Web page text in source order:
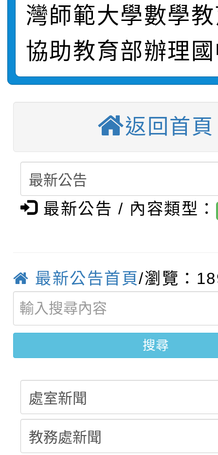
城市手牽手，綠能透明
畫影片一案
轉知：「115學年度全
劇比賽實施要點」及修
表
轉知：桃園市115年度
敬師藝文競賽』實施計
【甄選結果(第11招)】
結果(第11招)
學年度第1學期第9次
結果(第3招)
【甄選結果(第4招)】
學年度第1學期第9次代
結果(第4招)
學年度第1學期第7次代
結果(第12招)
轉知：桃園市115學年
賽及師生本土語及新住
轉知：「桃園市115學
城市手牽手，綠能透明
畫影片一案
轉知：「115學年度全
劇比賽實施要點」及修
表
轉知：桃園市115年度
敬師藝文競賽』實施計
【甄選結果(第11招)】
學年度第1學期第7次代
結果(第11招)
【甄選結果(第3招)】
學年度第1學期第9次代
結果(第3招)
灣師範大學數學
協助教育部辦理
返回首頁
最新公告 / 內容類型：
最新公告首頁/瀏覽：
搜尋